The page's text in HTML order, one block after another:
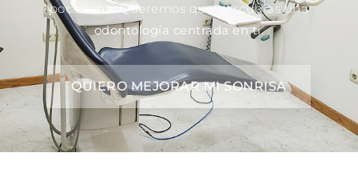
boca sana. Queremos que descubras una
odontología centrada en ti.
QUIERO MEJORAR MI SONRISA